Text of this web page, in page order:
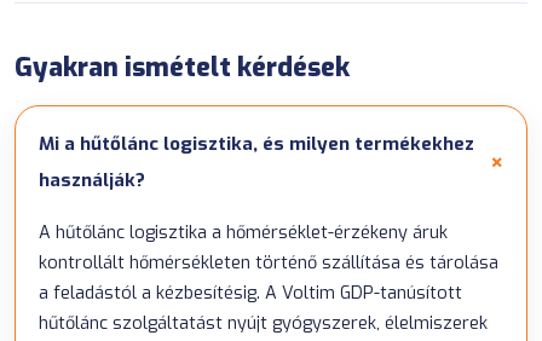
Gyakran ismételt kérdések
Mi a hűtőlánc logisztika, és milyen termékekhez
használják?
A hűtőlánc logisztika a hőmérséklet-érzékeny áruk
kontrollált hőmérsékleten történő szállítása és tárolása
a feladástól a kézbesítésig. A Voltim GDP-tanúsított
hűtőlánc szolgáltatást nyújt gyógyszerek, élelmiszerek